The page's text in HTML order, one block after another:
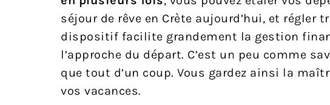
séjour de rêve en Crète aujourd’hui, et
dispositif facilite grandement la gestion
l’approche du départ. C’est un peu comme
que tout d’un coup. Vous gardez ainsi la
vos vacances.